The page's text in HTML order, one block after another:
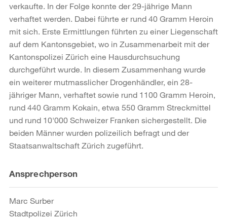
verkaufte. In der Folge konnte der 29-jährige Mann
verhaftet werden. Dabei führte er rund 40 Gramm Heroin
mit sich. Erste Ermittlungen führten zu einer Liegenschaft
auf dem Kantonsgebiet, wo in Zusammenarbeit mit der
Kantonspolizei Zürich eine Hausdurchsuchung
durchgeführt wurde. In diesem Zusammenhang wurde
ein weiterer mutmasslicher Drogenhändler, ein 28-
jähriger Mann, verhaftet sowie rund 1100 Gramm Heroin,
rund 440 Gramm Kokain, etwa 550 Gramm Streckmittel
und rund 10'000 Schweizer Franken sichergestellt. Die
beiden Männer wurden polizeilich befragt und der
Staatsanwaltschaft Zürich zugeführt.
Weitere
Informationen
Ansprechperson
Marc Surber
Stadtpolizei Zürich